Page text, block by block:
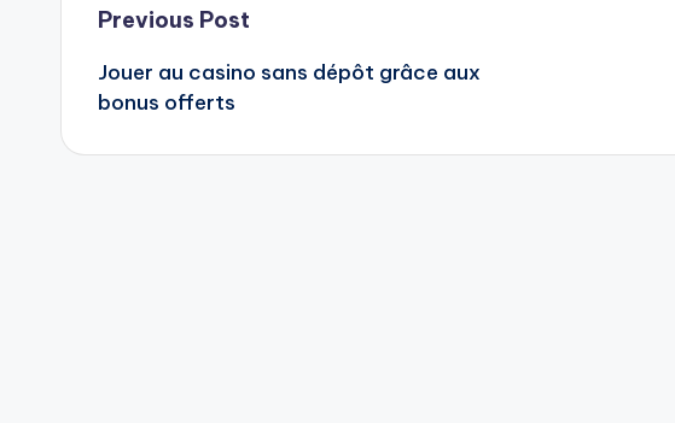
Post
navigation
Previous Post
Jouer au casino sans dépôt grâce aux
bonus offerts